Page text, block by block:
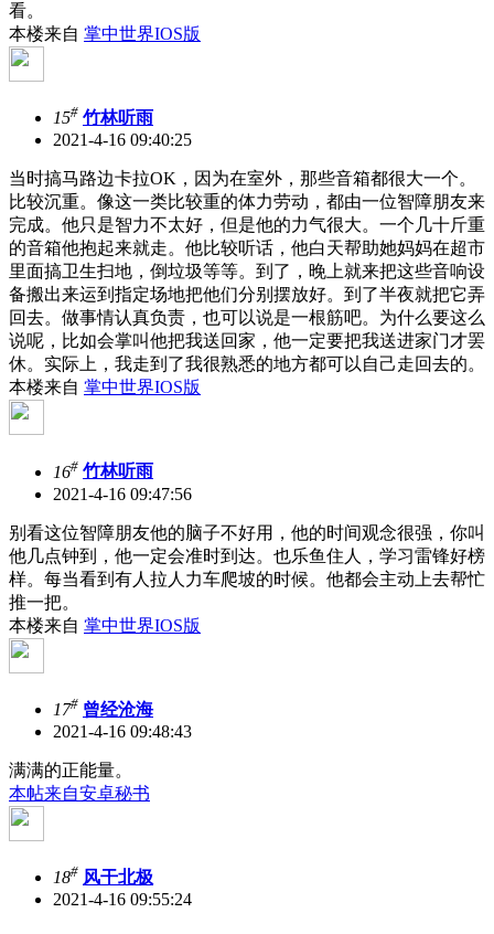
看。
本楼来自 掌中世界IOS版
15# 竹林听雨
2021-4-16 09:40:25
当时搞马路边卡拉OK，因为在室外，那些音箱都很大一个。
比较沉重。像这一类比较重的体力劳动，都由一位智障朋友来
完成。他只是智力不太好，但是他的力气很大。一个几十斤重
的音箱他抱起来就走。他比较听话，他白天帮助她妈妈在超市
里面搞卫生扫地，倒垃圾等等。到了，晚上就来把这些音响设
备搬出来运到指定场地把他们分别摆放好。到了半夜就把它弄
回去。做事情认真负责，也可以说是一根筋吧。为什么要这么
说呢，比如会掌叫他把我送回家，他一定要把我送进家门才罢
休。实际上，我走到了我很熟悉的地方都可以自己走回去的。
本楼来自 掌中世界IOS版
16# 竹林听雨
2021-4-16 09:47:56
别看这位智障朋友他的脑子不好用，他的时间观念很强，你叫
他几点钟到，他一定会准时到达。也乐鱼住人，学习雷锋好榜
样。每当看到有人拉人力车爬坡的时候。他都会主动上去帮忙
推一把。
本楼来自 掌中世界IOS版
17# 曾经沧海
2021-4-16 09:48:43
满满的正能量。
本帖来自安卓秘书
18# 风干北极
2021-4-16 09:55:24